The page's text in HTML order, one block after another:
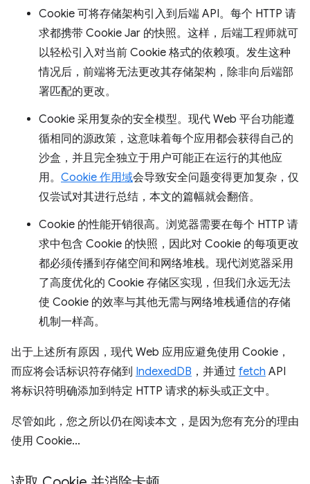
Cookie 可将存储架构引入到后端 API。每个 HTTP 请
求都携带 Cookie Jar 的快照。这样，后端工程师就可
以轻松引入对当前 Cookie 格式的依赖项。发生这种
情况后，前端将无法更改其存储架构，除非向后端部
署匹配的更改。
Cookie 采用复杂的安全模型。现代 Web 平台功能遵
循相同的源政策，这意味着每个应用都会获得自己的
沙盒，并且完全独立于用户可能正在运行的其他应
用。 Cookie 作用域会导致安全问题变得更加复杂，仅
仅尝试对其进行总结，本文的篇幅就会翻倍。
Cookie 的性能开销很高。浏览器需要在每个 HTTP 请
求中包含 Cookie 的快照，因此对 Cookie 的每项更改
都必须传播到存储空间和网络堆栈。现代浏览器采用
了高度优化的 Cookie 存储区实现，但我们永远无法
使 Cookie 的效率与其他无需与网络堆栈通信的存储
机制一样高。
出于上述所有原因，现代 Web 应用应避免使用 Cookie，
而应将会话标识符存储到 IndexedDB ，并通过 fetch API
将标识符明确添加到特定 HTTP 请求的标头或正文中。
尽管如此，您之所以仍在阅读本文，是因为您有充分的理由
使用 Cookie...